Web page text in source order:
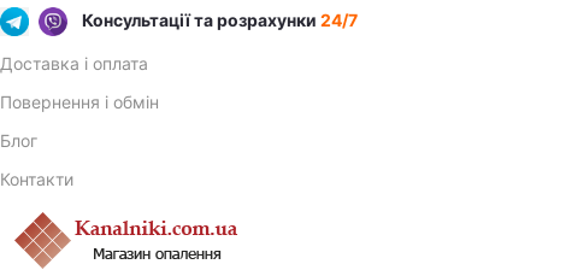
Консультації та розрахунки 24/7
Доставка і оплата
Повернення і обмін
Блог
Контакти